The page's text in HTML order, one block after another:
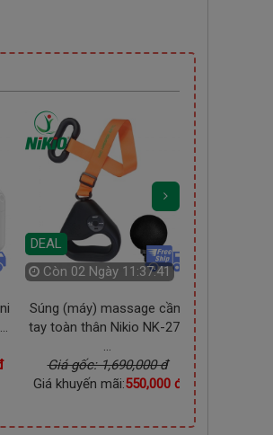
03 Ngày 11:37:39
Máy massage mắt
bluetooth Nikio NK-116 -
Hỗ trợ gi...
Giá gốc: 1,990,000 đ
Giá khuyến mãi:1,250,000 đ
Máy